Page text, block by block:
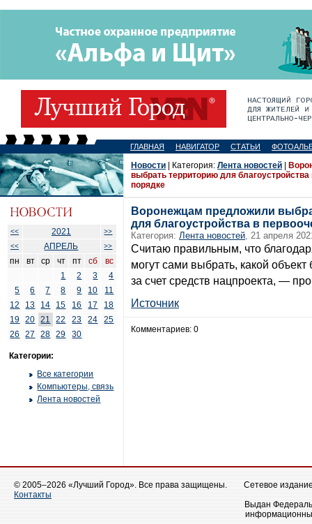
ГЛАВНАЯ НАВИГАТОР СТАТЬИ
<< 2021
>>
<<
АПРЕЛЬ >>
пн вт ср чт пт сб
вс
1
2 3
4
5
6 7 8 9 10
11
12
13 14 15 16 17
18
19
20 21 22 23 24
25
26
27 28 29 30
Категории:
Все категории
Компьютеры, связь
Лента новостей
Новости | Категория: Лента новостей
выбрать территорию для
порядке
Воронежцам предложили
для благоустройства в
Категория: Лента новостей, 21 апреля
Считаю правильным, что
могут сами выбрать, какой объект
за счет средств нацпроекта, —
Источник
Комментариев: 0
© 2005–2026 «Лучший Город». Все права защищены.
Контакты
Сетевое
Выдан